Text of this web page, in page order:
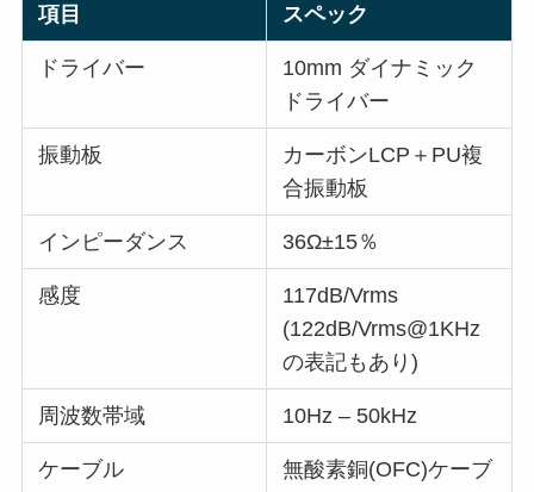
項目 スペック
ドライバー
10mm ダイナミック
ドライバー
振動板
カーボンLCP＋PU複
合振動板
インピーダンス 36Ω±15％
感度
117dB/Vrms
(122dB/Vrms@1KHz
の表記もあり)
周波数帯域 10Hz – 50kHz
ケーブル
無酸素銅(OFC)ケーブ